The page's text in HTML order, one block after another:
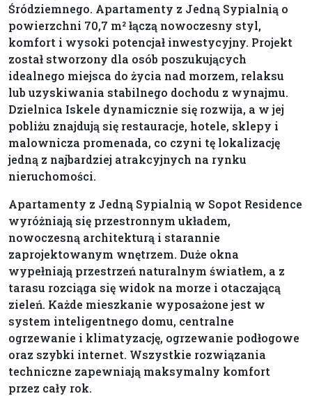
Śródziemnego. Apartamenty z Jedną Sypialnią o
powierzchni 70,7 m² łączą nowoczesny styl,
komfort i wysoki potencjał inwestycyjny. Projekt
został stworzony dla osób poszukujących
idealnego miejsca do życia nad morzem, relaksu
lub uzyskiwania stabilnego dochodu z wynajmu.
Dzielnica Iskele dynamicznie się rozwija, a w jej
pobliżu znajdują się restauracje, hotele, sklepy i
malownicza promenada, co czyni tę lokalizację
jedną z najbardziej atrakcyjnych na rynku
nieruchomości.
Apartamenty z Jedną Sypialnią w Sopot Residence
wyróżniają się przestronnym układem,
nowoczesną architekturą i starannie
zaprojektowanym wnętrzem. Duże okna
wypełniają przestrzeń naturalnym światłem, a z
tarasu rozciąga się widok na morze i otaczającą
zieleń. Każde mieszkanie wyposażone jest w
system inteligentnego domu, centralne
ogrzewanie i klimatyzację, ogrzewanie podłogowe
oraz szybki internet. Wszystkie rozwiązania
techniczne zapewniają maksymalny komfort
przez cały rok.